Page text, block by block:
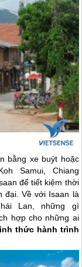
bằng xe buýt hoặc
Samui, Chiang
để tiết kiệm thời
đại. Về với Isaan là
Lan, những gì
hợp cho những ai
thức hành trình